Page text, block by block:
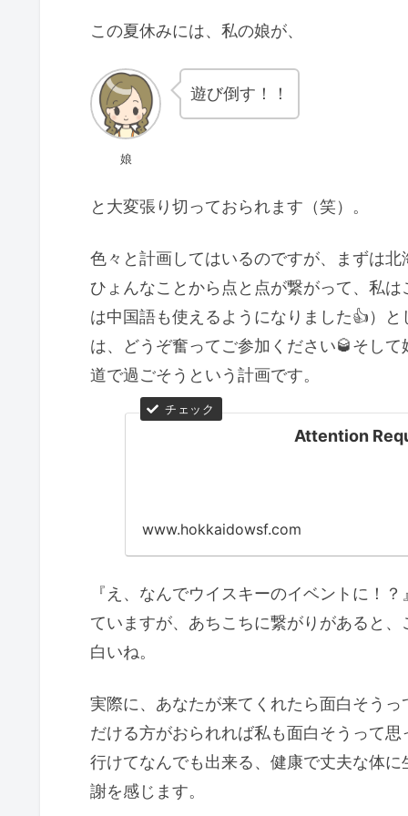
この夏休みには、私の娘が、
娘
遊び倒す！！
と大変張り切っておられます（笑）。
色々と計画してはいるのですが、まずは
ひょんなことから点と点が繋がって、私
は中国語も使えるようになりました👍）
は、どうぞ奮ってご参加ください🥃そし
道で過ごそうという計画です。
Attention
www.hokkaidowsf.com
『え、なんでウイスキーのイベントに！
ていますが、あちこちに繋がりがあると
白いね。
実際に、あなたが来てくれたら面白そう
だける方がおられれば私も面白そうって
行けてなんでも出来る、健康で丈夫な体
謝を感じます。